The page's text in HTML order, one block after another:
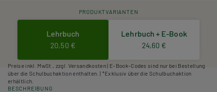
PRODUKTVARIANTEN
Lehrbuch
20,50 €
Lehrbuch + E-Book
24,60 €
Preise inkl. MwSt., zzgl. Versandkosten | E-Book-Codes sind nur bei Bestellung
über die Schulbuchaktion enthalten. | *Exklusiv über die Schulbuchaktion
erhältlich.
BESCHREIBUNG